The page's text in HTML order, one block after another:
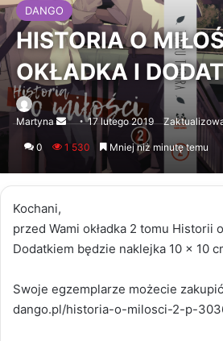
DANGO
HISTORIA O
OKŁADKA I
Martyna
Send
an
17 lutego 2019
0 1 530 Mniej niż minutę temu
Kochani,
przed Wami okładka 2 tomu Historii
Dodatkiem będzie naklejka 10 x 10
Swoje egzemplarze możecie
dango.pl/historia-o-milosci-2-p-